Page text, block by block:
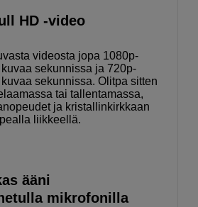
HD -video
videosta jopa 1080p-
sekunnissa ja 720p-
sekunnissa. Olitpa sitten
tai tallentamassa,
ja kristallinkirkkaan
liikkeellä.
ääni
mikrofonilla